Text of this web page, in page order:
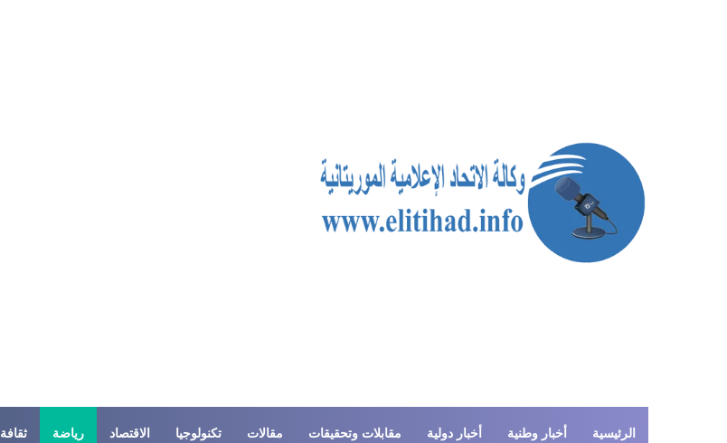
الرئيسية أخبار وطنية أخبار دولية مقابلات وتحقيقات مقالات تكنولوجيا الاقتصاد رياضة ثقافة